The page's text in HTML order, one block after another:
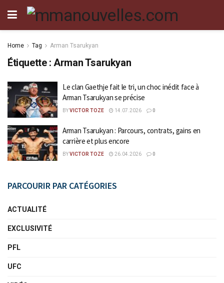
Home Tag Arman Tsarukyan
Étiquette :Arman Tsarukyan
Le clan Gaethje fait le tri, un choc inédit face à
Arman Tsarukyan se précise
BYVICTOR TOZE 14.07.2026 0
Arman Tsarukyan : Parcours, contrats, gains en
carrière et plus encore
BYVICTOR TOZE 26.04.2026 0
PARCOURIR PAR CATÉGORIES
ACTUALITÉ
EXCLUSIVITÉ
PFL
UFC